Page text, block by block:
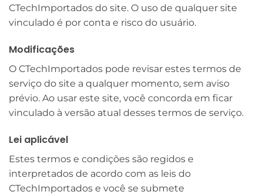
CTechImportados do site. O uso de qualquer site
vinculado é por conta e risco do usuário.
Modificações
O CTechImportados pode revisar estes termos de
serviço do site a qualquer momento, sem aviso
prévio. Ao usar este site, você concorda em ficar
vinculado à versão atual desses termos de serviço.
Lei aplicável
Estes termos e condições são regidos e
interpretados de acordo com as leis do
CTechImportados e você se submete